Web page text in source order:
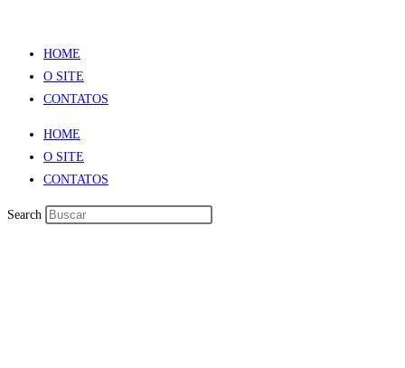
conteúdo
HOME
O SITE
CONTATOS
HOME
O SITE
CONTATOS
Search